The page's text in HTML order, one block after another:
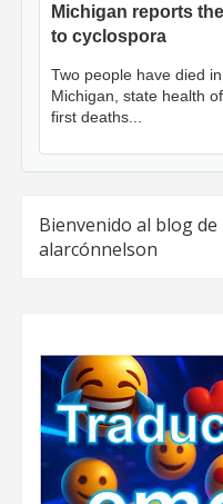
Michigan reports
to cyclospora
Two people have died
Michigan, state health
first deaths...
Bienvenido al blog
alarcónnelson